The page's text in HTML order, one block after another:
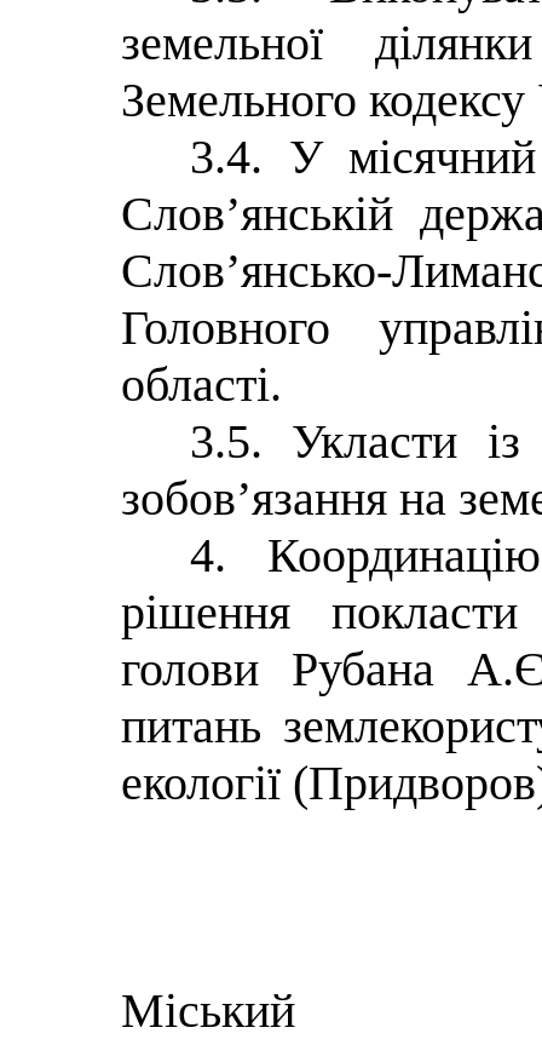
земельної
Земельного кодексу
3.4. У
Слов’янській
Слов’янсько-
Головного
області.
3.5. Укласти
зобов’язання на
4.
рішення
голови Рубана
питань
екології
Міський